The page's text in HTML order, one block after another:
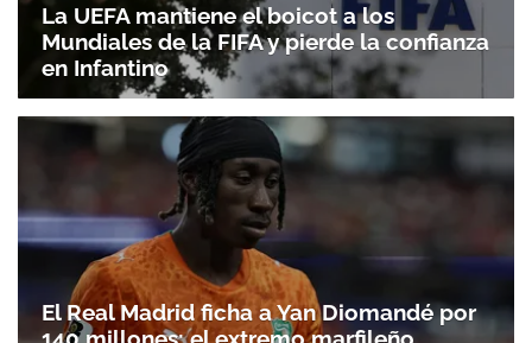
La UEFA mantiene el boicot a los
Mundiales de la FIFA y pierde la confianza
en Infantino
El Real Madrid ficha a Yan Diomandé por